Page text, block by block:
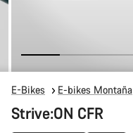
E-Bikes E-bikes Montaña
Strive:ON CFR